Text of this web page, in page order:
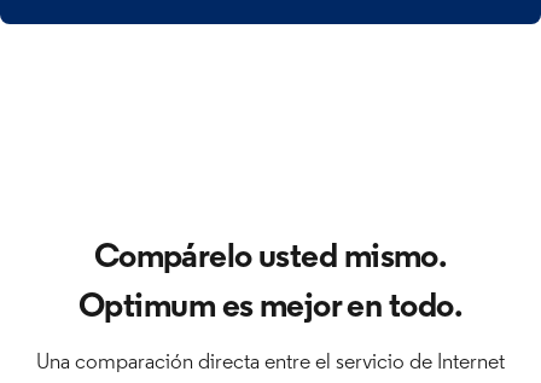
Compárelo usted mismo.
Optimum es mejor en todo.
​​​​​​​Una comparación directa entre el servicio de Internet